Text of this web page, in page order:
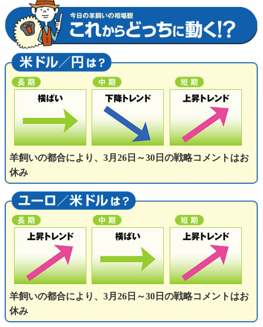
羊飼いの都合により、3月26日～30日の戦略コメントはお
休み
羊飼いの都合により、3月26日～30日の戦略コメントはお
休み